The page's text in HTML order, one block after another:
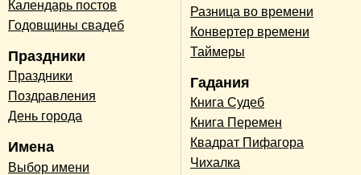
Календарь постов
Годовщины свадеб
Праздники
Праздники
Поздравления
День города
Имена
Выбор имени
Разница во времени
Конвертер времени
Таймеры
Гадания
Книга Судеб
Книга Перемен
Квадрат Пифагора
Чихалка